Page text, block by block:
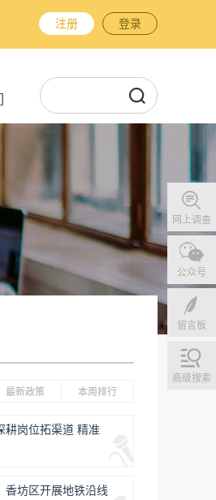
注册 登录
网上调查
公众号
留言板
高级搜索
最新政策 本周排行
耕岗位拓渠道 精准
香坊区开展地铁沿线